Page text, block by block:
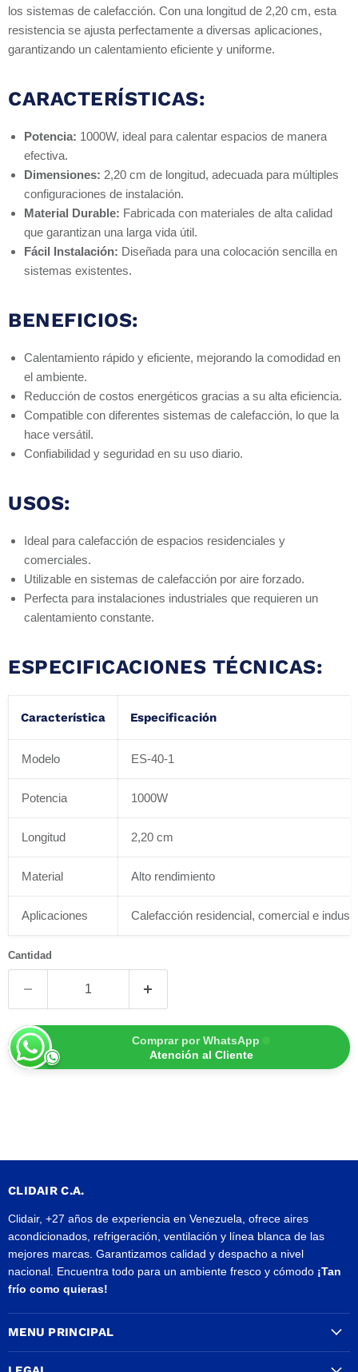
los sistemas de calefacción. Con una longitud de 2,20 cm, esta
resistencia se ajusta perfectamente a diversas aplicaciones,
garantizando un calentamiento eficiente y uniforme.
CARACTERÍSTICAS:
Potencia: 1000W, ideal para calentar espacios de manera
efectiva.
Dimensiones: 2,20 cm de longitud, adecuada para múltiples
configuraciones de instalación.
Material Durable: Fabricada con materiales de alta calidad
que garantizan una larga vida útil.
Fácil Instalación: Diseñada para una colocación sencilla en
sistemas existentes.
BENEFICIOS:
Calentamiento rápido y eficiente, mejorando la comodidad en
el ambiente.
Reducción de costos energéticos gracias a su alta eficiencia.
Compatible con diferentes sistemas de calefacción, lo que la
hace versátil.
Confiabilidad y seguridad en su uso diario.
USOS:
Ideal para calefacción de espacios residenciales y
comerciales.
Utilizable en sistemas de calefacción por aire forzado.
Perfecta para instalaciones industriales que requieren un
calentamiento constante.
ESPECIFICACIONES TÉCNICAS:
Característica Especificación
Modelo ES-40-1
Potencia 1000W
Longitud 2,20 cm
Material Alto rendimiento
Aplicaciones Calefacción residencial, comercial e
Cantidad
Comprar por WhatsApp
Atención al Cliente
CLIDAIR C.A.
Clidair, +27 años de experiencia en Venezuela, ofrece aires
acondicionados, refrigeración, ventilación y línea blanca de las
mejores marcas. Garantizamos calidad y despacho a nivel
nacional. Encuentra todo para un ambiente fresco y cómodo ¡Tan
frío como quieras!
MENU PRINCIPAL